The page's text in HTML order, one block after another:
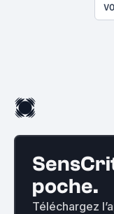
poche.
Téléchargez